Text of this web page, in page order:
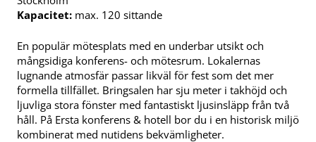
Kapacitet: max. 120 sittande
En populär mötesplats med en underbar utsikt och
mångsidiga konferens- och mötesrum. Lokalernas
lugnande atmosfär passar likväl för fest som det mer
formella tillfället. Bringsalen har sju meter i takhöjd och
ljuvliga stora fönster med fantastiskt ljusinsläpp från två
håll. På Ersta konferens & hotell bor du i en historisk miljö
kombinerat med nutidens bekvämligheter.